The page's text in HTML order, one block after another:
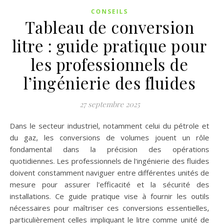
CONSEILS
Tableau de conversion
litre : guide pratique pour
les professionnels de
l’ingénierie des fluides
27 septembre 2025
Dans le secteur industriel, notamment celui du pétrole et
du gaz, les conversions de volumes jouent un rôle
fondamental dans la précision des opérations
quotidiennes. Les professionnels de l'ingénierie des fluides
doivent constamment naviguer entre différentes unités de
mesure pour assurer l'efficacité et la sécurité des
installations. Ce guide pratique vise à fournir les outils
nécessaires pour maîtriser ces conversions essentielles,
particulièrement celles impliquant le litre comme unité de